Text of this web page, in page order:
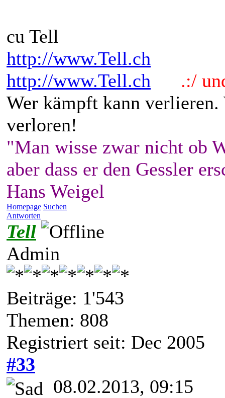
cu Tell
http://www.Tell.ch
http://www.Tell.ch
.:/
Wer kämpft kann
verloren!
"Man wisse zwar nicht ob
aber dass er den Gessler
Hans Weigel
Homepage Suchen
Antworten
Tell
Admin
Beiträge: 1'543
Themen: 808
Registriert seit: Dec 2005
#33
08.02.2013, 09:15